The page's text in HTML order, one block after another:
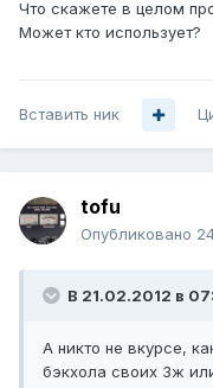
Что скажете в целом
Может кто использует?
Вставить ник
tofu
Опубликовано
В 21.02.2012 в
А никто не вкурсе,
бэкхола своих 3ж